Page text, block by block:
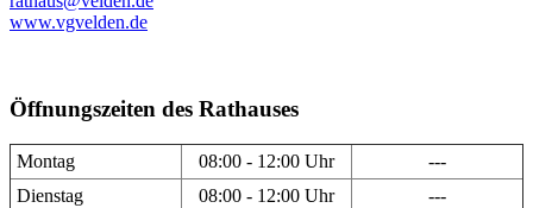
www.vgvelden.de
Öffnungszeiten des Rathauses
Montag 08:00 - 12:00 Uhr
---
Dienstag
08:00 - 12:00 Uhr ---